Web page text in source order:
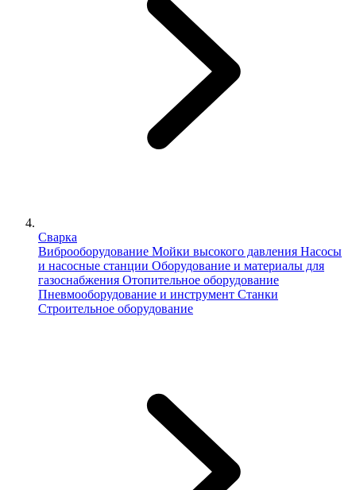
Сварка
Виброоборудование Мойки высокого давления Насосы
и насосные станции Оборудование и материалы для
газоснабжения Отопительное оборудование
Пневмооборудование и инструмент Станки
Строительное оборудование